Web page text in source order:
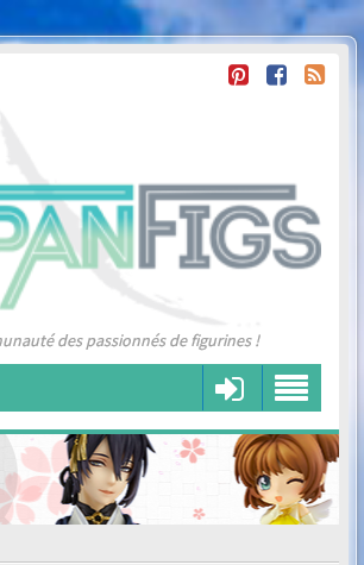
des passionnés de figurines !